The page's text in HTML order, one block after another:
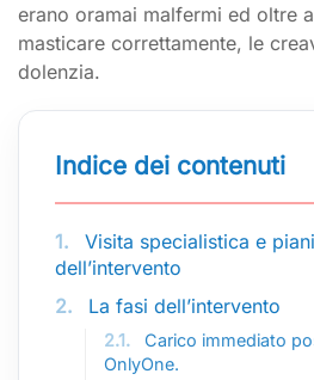
erano oramai malfermi ed oltre
masticare correttamente, le
dolenzia.
Indice dei contenuti
1.
Visita specialistica e
dell’intervento
2.
La fasi dell’intervento
2.1.
Carico immediato
OnlyOne.